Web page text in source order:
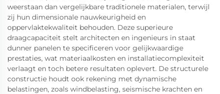
weerstaan dan vergelijkbare traditionele materialen, terwijl
zij hun dimensionale nauwkeurigheid en
oppervlaktekwaliteit behouden. Deze superieure
draagcapaciteit stelt architecten en ingenieurs in staat
dunner panelen te specificeren voor gelijkwaardige
prestaties, wat materiaalkosten en installatiecomplexiteit
verlaagt en toch betere resultaten oplevert. De structurele
constructie houdt ook rekening met dynamische
belastingen, zoals windbelasting, seismische krachten en